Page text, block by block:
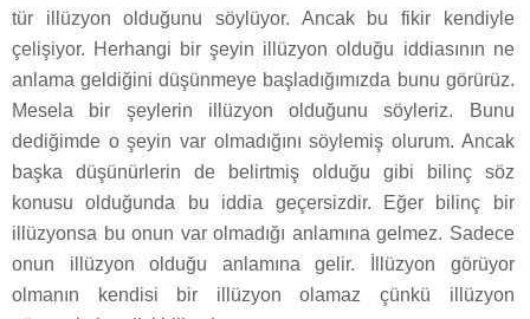
tür illüzyon olduğunu söylüyor. Ancak bu fikir kendiyle
çelişiyor. Herhangi bir şeyin illüzyon olduğu iddiasının ne
anlama geldiğini düşünmeye başladığımızda bunu görürüz.
Mesela bir şeylerin illüzyon olduğunu söyleriz. Bunu
dediğimde o şeyin var olmadığını söylemiş olurum. Ancak
başka düşünürlerin de belirtmiş olduğu gibi bilinç söz
konusu olduğunda bu iddia geçersizdir. Eğer bilinç bir
illüzyonsa bu onun var olmadığı anlamına gelmez. Sadece
onun illüzyon olduğu anlamına gelir. İllüzyon görüyor
olmanın kendisi bir illüzyon olamaz çünkü illüzyon